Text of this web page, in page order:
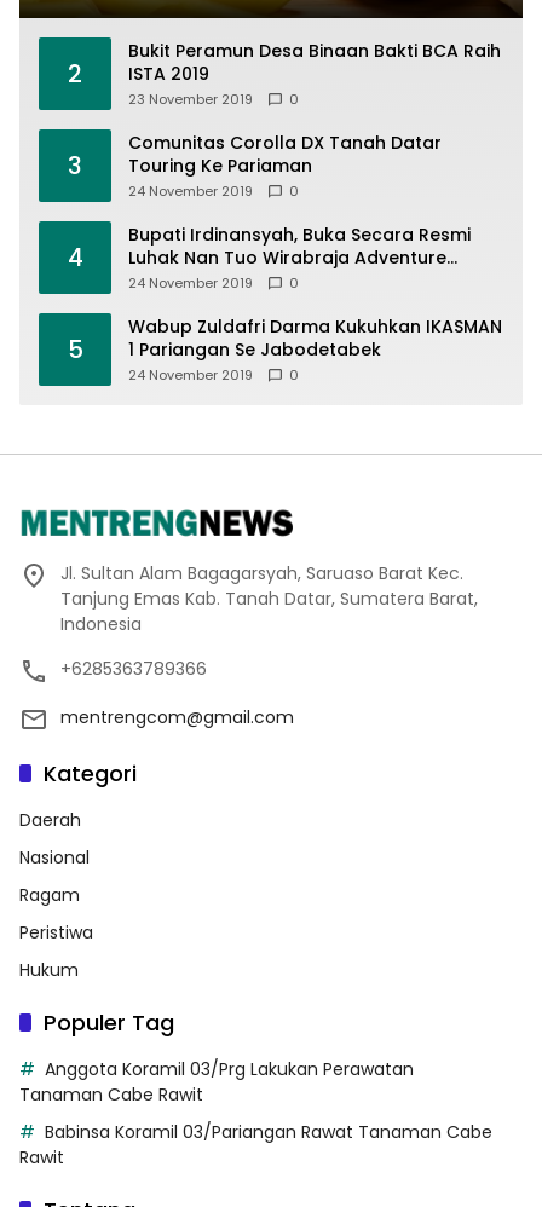
2
Bukit Peramun Desa Binaan Bakti BCA Raih
ISTA 2019
23 November 2019 0
3
Comunitas Corolla DX Tanah Datar
Touring Ke Pariaman
24 November 2019 0
4
Bupati Irdinansyah, Buka Secara Resmi
Luhak Nan Tuo Wirabraja Adventure
Offroad 2019
24 November 2019 0
5
Wabup Zuldafri Darma Kukuhkan IKASMAN
1 Pariangan Se Jabodetabek
24 November 2019 0
Jl. Sultan Alam Bagagarsyah, Saruaso Barat Kec.
Tanjung Emas Kab. Tanah Datar, Sumatera Barat,
Indonesia
+6285363789366
mentrengcom@gmail.com
Kategori
Daerah
Nasional
Ragam
Peristiwa
Hukum
Populer Tag
Anggota Koramil 03/Prg Lakukan Perawatan
Tanaman Cabe Rawit
Babinsa Koramil 03/Pariangan Rawat Tanaman Cabe
Rawit